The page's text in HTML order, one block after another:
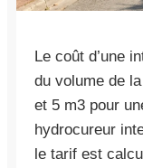
Le coût d’une
du volume de
et 5 m3 pour
hydrocureur
le tarif est